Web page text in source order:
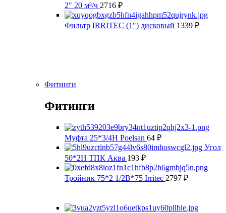
2" 20 м³/ч 2716 ₽
Фильтр IRRITEC (1") дисковый 1339 ₽
Фитинги
Фитинги
Муфта 25*3/4Н Poelsan 64 ₽
Угол
50*2Н ТПК Аква 193 ₽
Тройник 75*2 1/2В*75 Irritec 2797 ₽